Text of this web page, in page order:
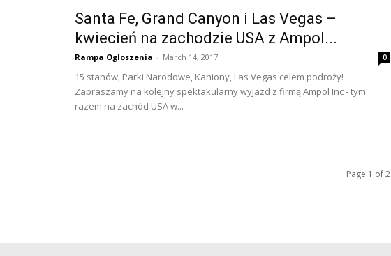
Santa Fe, Grand Canyon i Las Vegas –
kwiecień na zachodzie USA z Ampol...
Rampa Ogloszenia - March 14, 2017 0
15 stanów, Parki Narodowe, Kaniony, Las Vegas celem podroży!
Zapraszamy na kolejny spektakularny wyjazd z firmą Ampol Inc - tym
razem na zachód USA w...
Page 1 of 2